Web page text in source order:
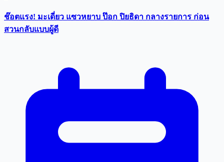
ช๊อตแรง! มะเดี่ยว แซวหยาบ ป๊อก ปิยธิดา กลางรายการ ก่อน
สวนกลับแบบผู้ดี